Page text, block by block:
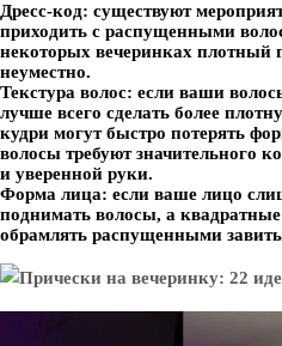
Дресс-код: существуют
приходить с распущенными
некоторых вечеринках плотный
неуместно.
Текстура волос: если ваши
лучше всего сделать более
кудри могут быстро потерять
волосы требуют значительного
и уверенной руки.
Форма лица: если ваше лицо
поднимать волосы, а
обрамлять распущенными